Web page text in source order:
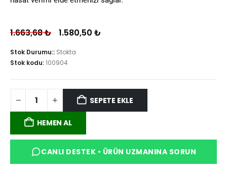
1.663,68₺ 1.580,50₺
Stok Durumu:: Stokta
Stok kodu:100904
SEPETE EKLE
HEMEN AL
CANLI DESTEK • ÜRÜN UZMANINA SORUN